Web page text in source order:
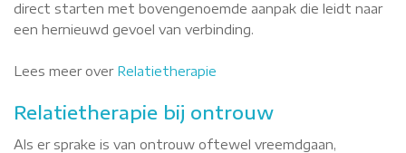
direct starten met bovengenoemde aanpak die leidt naar
een hernieuwd gevoel van verbinding.
Lees meer over Relatietherapie
Relatietherapie bij ontrouw
Als er sprake is van ontrouw oftewel vreemdgaan,